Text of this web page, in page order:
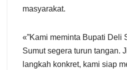
masyarakat.
«”Kami meminta Bupati Deli
Sumut segera turun tangan.
langkah konkret, kami siap